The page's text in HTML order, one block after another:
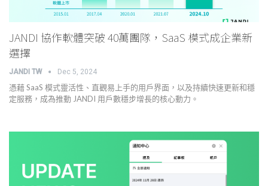
JANDI 協作軟體突破 40萬團隊，SaaS 模式成企業新
選擇
JANDI TW Dec 5, 2024
憑藉 SaaS 模式靈活性、直觀易上手的用戶界面，以及持續快速更新和穩
定服務，成為推動 JANDI 用戶數穩步增長的核心動力。